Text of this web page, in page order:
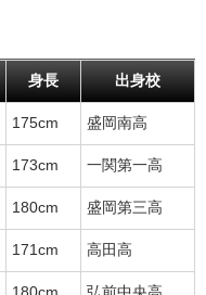
身長 出身校
175cm 盛岡南高
173cm 一関第一高
180cm 盛岡第三高
171cm 高田高